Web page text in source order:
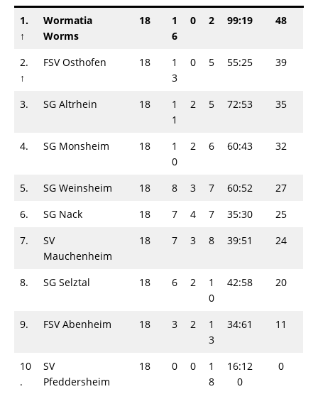
1.
↑
Wormatia
Worms
18
1
6
0 2 99:19 48
2.
↑
FSV Osthofen 18
1
3
0 5 55:25 39
3. SG Altrhein 18
1
1
2 5 72:53 35
4. SG Monsheim 18
1
0
2 6 60:43 32
5. SG Weinsheim 18 8 3 7 60:52
27
6.
SG Nack 18 7 4 7 35:30
25
7.
SV
Mauchenheim
18 7 3 8 39:51 24
8. SG Selztal 18 6 2
1
0
42:58 20
9. FSV Abenheim 18 3 2
1
3
34:61 11
10
.
SV
Pfeddersheim
18 0 0
1
8
16:12
0
0